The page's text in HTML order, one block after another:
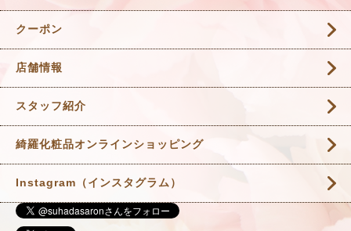
クーポン
店舗情報
スタッフ紹介
綺羅化粧品オンラインショッピング
Instagram（インスタグラム）